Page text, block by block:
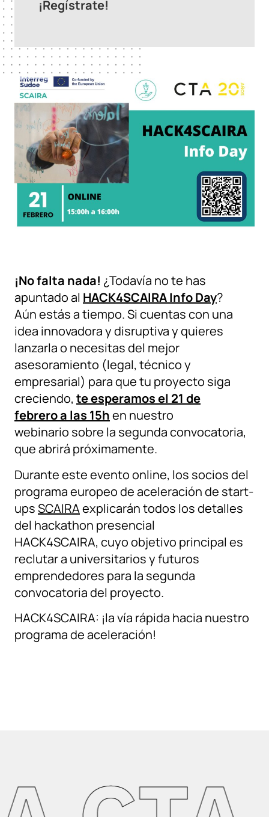
¡Regístrate!
¡No falta nada! ¿Todavía no te has
apuntado al HACK4SCAIRA Info Day?
Aún estás a tiempo. Si cuentas con una
idea innovadora y disruptiva y quieres
lanzarla o necesitas del mejor
asesoramiento (legal, técnico y
empresarial) para que tu proyecto siga
creciendo, te esperamos el 21 de
febrero a las 15hen nuestro
webinario sobre la segunda convocatoria,
que abrirá próximamente.
Durante este evento online, los socios del
programa europeo de aceleración de start-
upsSCAIRAexplicarán todos los detalles
del hackathon presencial
HACK4SCAIRA, cuyo objetivo principal es
reclutar a universitarios y futuros
emprendedores para la segunda
convocatoria del proyecto.
HACK4SCAIRA: ¡la vía rápida hacia nuestro
programa de aceleración!